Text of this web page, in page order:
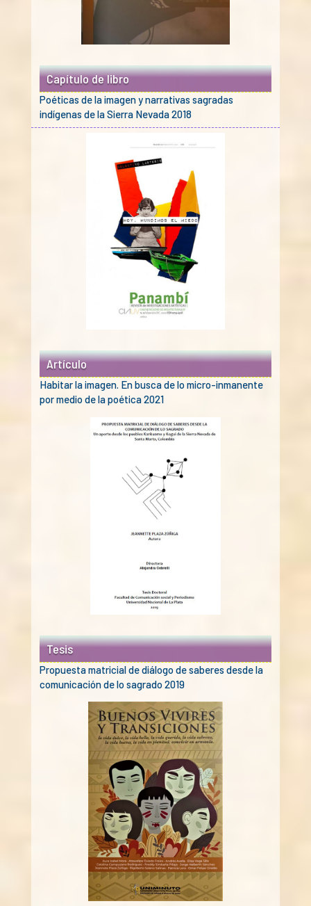
Capítulo de libro
Poéticas de la imagen y narrativas sagradas
indígenas de la Sierra Nevada 2018
Artículo
Habitar la imagen. En busca de lo micro-inmanente
por medio de la poética 2021
Tesis
Propuesta matricial de diálogo de saberes desde la
comunicación de lo sagrado 2019